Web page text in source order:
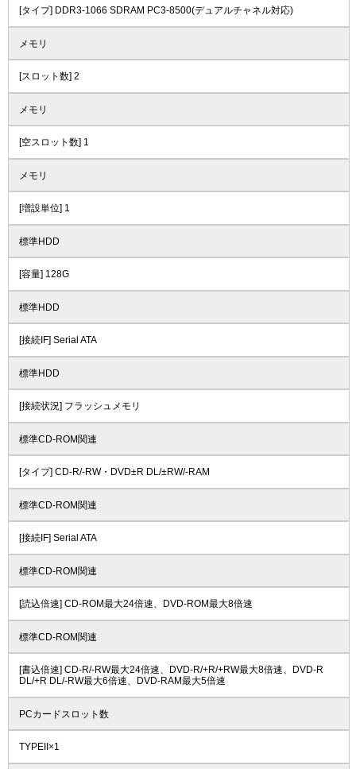
[タイプ] DDR3-1066 SDRAM PC3-8500(デュアルチャネル対応)
メモリ
[スロット数] 2
メモリ
[空スロット数] 1
メモリ
[増設単位] 1
標準HDD
[容量] 128G
標準HDD
[接続IF] Serial ATA
標準HDD
[接続状況] フラッシュメモリ
標準CD-ROM関連
[タイプ] CD-R/-RW・DVD±R DL/±RW/-RAM
標準CD-ROM関連
[接続IF] Serial ATA
標準CD-ROM関連
[読込倍速] CD-ROM最大24倍速、DVD-ROM最大8倍速
標準CD-ROM関連
[書込倍速] CD-R/-RW最大24倍速、DVD-R/+R/+RW最大8倍速、DVD-R
DL/+R DL/-RW最大6倍速、DVD-RAM最大5倍速
PCカードスロット数
TYPEII×1